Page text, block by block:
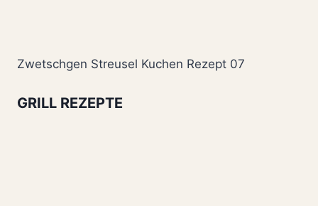
Zwetschgen Streusel Kuchen Rezept 07
GRILL REZEPTE